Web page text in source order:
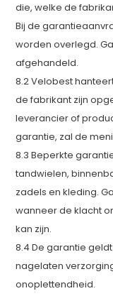
die, welke de
Bij de
worden overlegd.
afgehandeld.
8.2 Velobest
de fabrikant zijn
leverancier of
garantie, zal de
8.3 Beperkte
tandwielen,
zadels en kleding.
wanneer de klacht
kan zijn.
8.4 De garantie
nagelaten
onoplettendheid.